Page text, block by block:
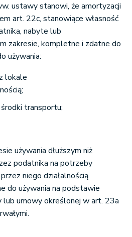
ustawy stanowi, że amortyzacji
art. 22c, stanowiące własność
nabyte lub
zakresie, kompletne i zdatne do
używania:
lokale
transportu;
używania dłuższym niż
podatnika na potrzeby
niego działalnością
do używania na podstawie
lub umowy określonej w art. 23a